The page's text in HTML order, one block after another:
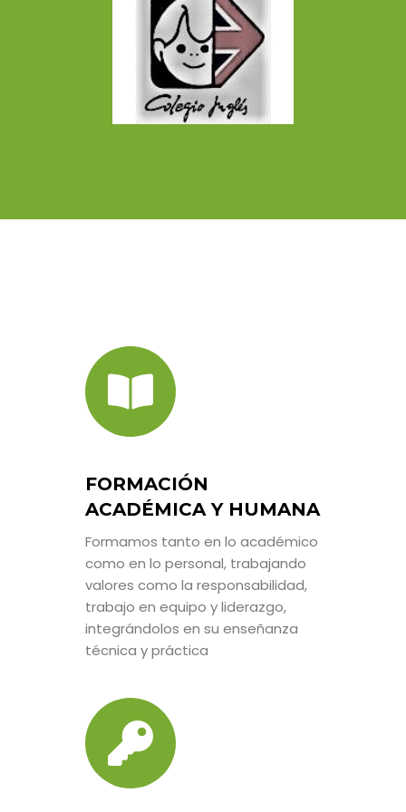
FORMACIÓN
ACADÉMICA Y HUMANA
Formamos tanto en lo académico
como en lo personal, trabajando
valores como la responsabilidad,
trabajo en equipo y liderazgo,
integrándolos en su enseñanza
técnica y práctica